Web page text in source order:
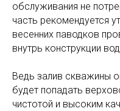
обслуживания не
часть рекомендуется
весенних паводков
внутрь конструкции
Ведь залив скважины
будет попадать
чистотой и высоким